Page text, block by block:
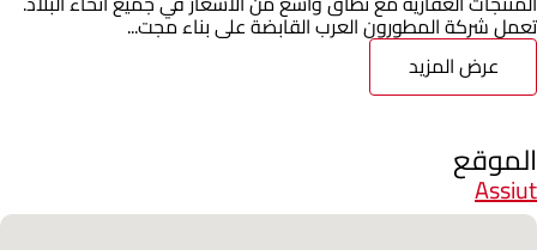
تعمل شركة المطورون العرب القابضة على بناء مجت...
عرض المزيد
الموقع
Assiut